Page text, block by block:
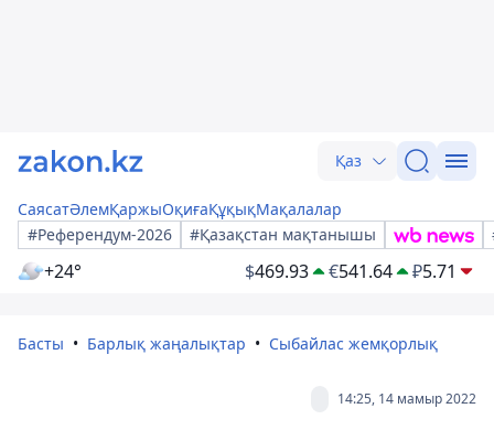
Қаз
СаясатӘлемҚаржыОқиғаҚұқықМақалалар
#Референдум-2026
#Қазақстан мақтанышы
+24° $469.93 €541.64 ₽5.71
Басты Барлық жаңалықтар Сыбайлас жемқорлық
14:25, 14 мамыр 2022